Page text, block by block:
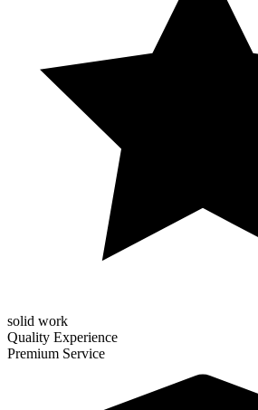
solid work
Quality Experience
Premium Service